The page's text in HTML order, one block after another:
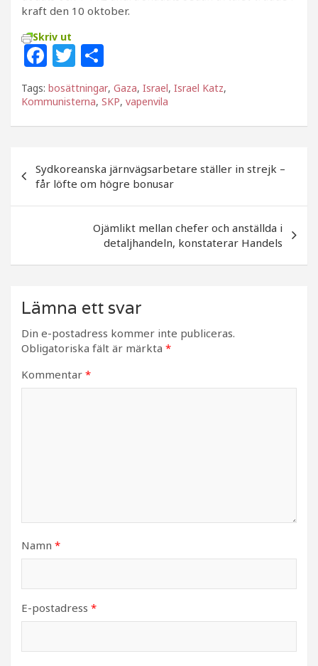
kraft den 10 oktober.
Skriv ut
F
a
c
e
o
o
k
T
w
itt
e
el
a
Tags: bosättningar, Gaza, Israel, Israel Katz,
Kommunisterna, SKP, vapenvila
Sydkoreanska järnvägsarbetare ställer in strejk –
får löfte om högre bonusar
Ojämlikt mellan chefer och anställda i
detaljhandeln, konstaterar Handels
Lämna ett svar
Din e-postadress kommer inte publiceras.
Obligatoriska fält är märkta *
Kommentar *
Namn *
E-postadress *